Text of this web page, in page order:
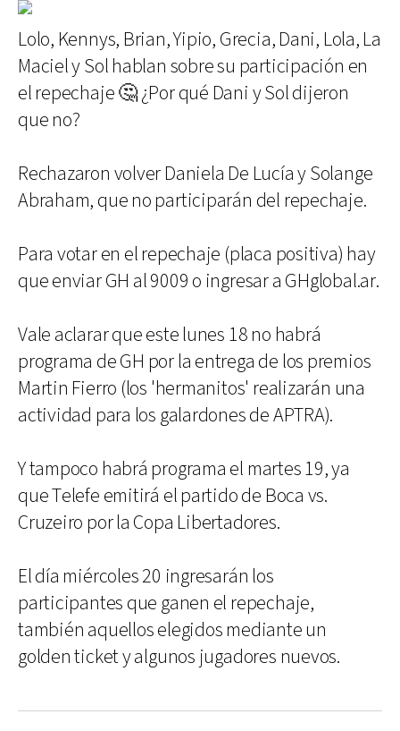
Lolo, Kennys, Brian, Yipio, Grecia, Dani, Lola, La
Maciel y Sol hablan sobre su participación en
el repechaje 🤔 ¿Por qué Dani y Sol dijeron
que no?
Rechazaron volver Daniela De Lucía y Solange
Abraham, que no participarán del repechaje.
Para votar en el repechaje (placa positiva) hay
que enviar GH al 9009 o ingresar a GHglobal.ar.
Vale aclarar que este lunes 18 no habrá
programa de GH por la entrega de los premios
Martin Fierro (los 'hermanitos' realizarán una
actividad para los galardones de APTRA).
Y tampoco habrá programa el martes 19, ya
que Telefe emitirá el partido de Boca vs.
Cruzeiro por la Copa Libertadores.
El día miércoles 20 ingresarán los
participantes que ganen el repechaje,
también aquellos elegidos mediante un
golden ticket y algunos jugadores nuevos.